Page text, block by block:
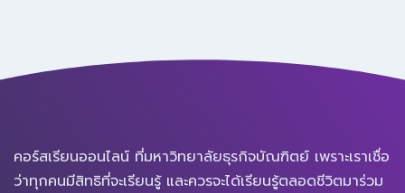
คอร์สเรียนออนไลน์ ที่มหาวิทยาลัยธุรกิจบัณฑิตย์ เพราะเราเชื่อ
ว่าทุกคนมีสิทธิที่จะเรียนรู้ และควรจะได้เรียนรู้ตลอดชีวิตมาร่วม